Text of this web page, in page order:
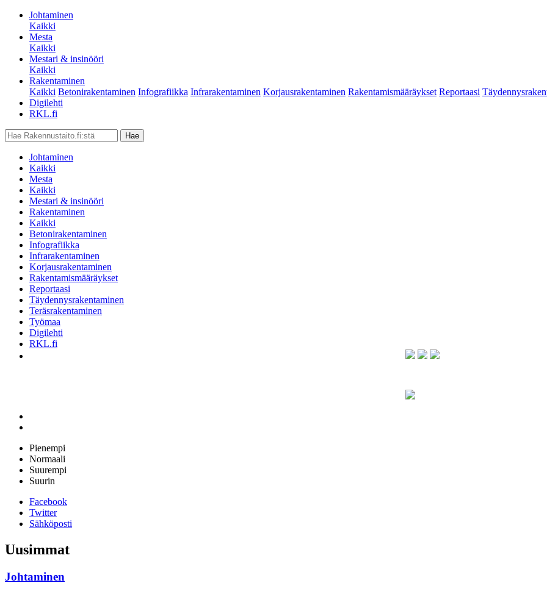
Johtaminen
Kaikki
Mesta
Kaikki
Mestari & insinööri
Kaikki
Rakentaminen
Kaikki Betonirakentaminen Infografiikka Infrarakentaminen Korjausrakentaminen Rakentamismääräykset Reportaasi
Digilehti
RKL.fi
Johtaminen
Kaikki
Mesta
Kaikki
Mestari & insinööri
Rakentaminen
Kaikki
Betonirakentaminen
Infografiikka
Infrarakentaminen
Korjausrakentaminen
Rakentamismääräykset
Reportaasi
Täydennysrakentaminen
Teräsrakentaminen
Työmaa
Digilehti
RKL.fi
Pienempi
Normaali
Suurempi
Suurin
Facebook
Twitter
Sähköposti
Uusimmat
Johtaminen